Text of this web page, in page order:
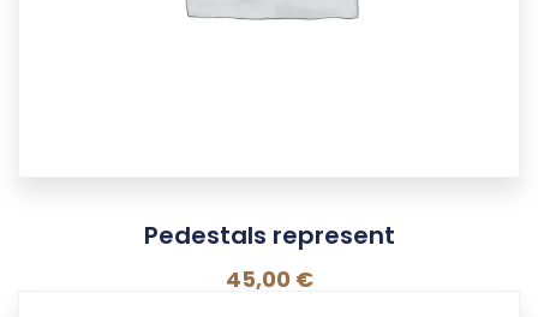
Pedestals represent
45,00 €